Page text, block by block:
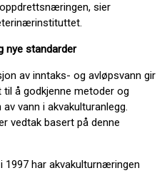
sier
nye standarder
av inntaks- og avløpsvann gir
å godkjenne metoder og
vann i akvakulturanlegg.
vedtak basert på denne
har akvakulturnæringen